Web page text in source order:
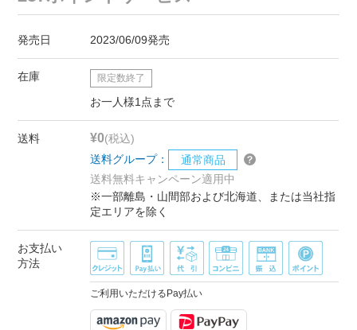
発売日 2023/06/09発売
在庫 限定数終了
お一人様1点まで
送料 ¥0(税込)
送料グループ：
通常商品
送料無料キャンペーン適用中
※一部離島・山間部および北海道、または当社指
定エリアを除く
お支払い
方法
ご利用いただけるPay払い